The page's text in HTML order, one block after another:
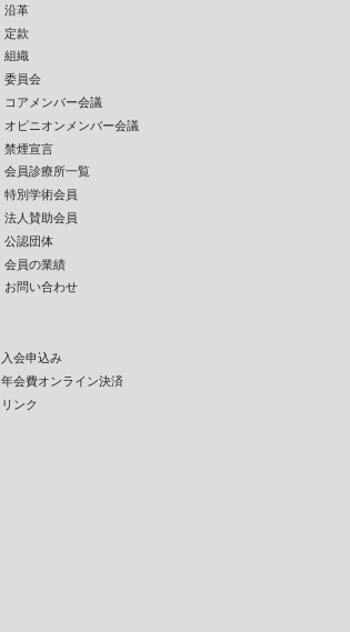
沿革
定款
組織
委員会
コアメンバー会議
オピニオンメンバー会議
禁煙宣言
会員診療所一覧
特別学術会員
法人賛助会員
公認団体
会員の業績
お問い合わせ
入会申込み
年会費オンライン決済
リンク